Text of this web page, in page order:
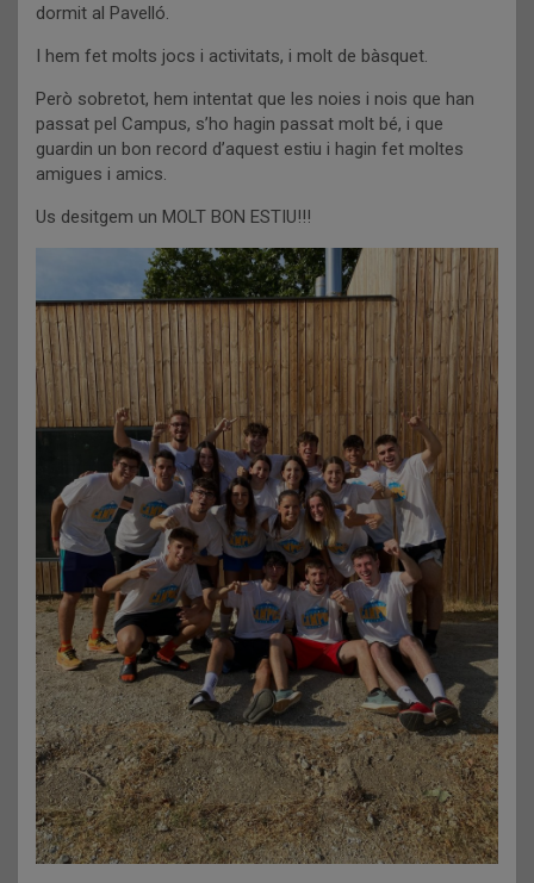
dormit al Pavelló.
I hem fet molts jocs i activitats, i molt de bàsquet.
Però sobretot, hem intentat que les noies i nois que han
passat pel Campus, s’ho hagin passat molt bé, i que
guardin un bon record d’aquest estiu i hagin fet moltes
amigues i amics.
Us desitgem un MOLT BON ESTIU!!!